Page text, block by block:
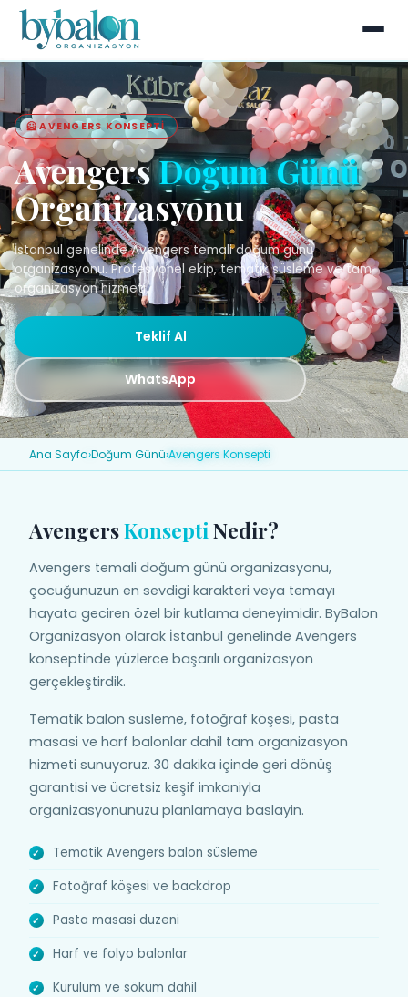
🦸 AVENGERS KONSEPTI
AvengersDoğum Günü
Organizasyonu
İstanbul genelinde Avengers temali doğum günü
organizasyonu. Profesyonel ekip, tematik süsleme ve tam
organizasyon hizmeti.
Teklif Al
WhatsApp
Ana Sayfa›Doğum Günü›Avengers Konsepti
AvengersKonseptiNedir?
Avengers temali doğum günü organizasyonu,
çocuğunuzun en sevdigi karakteri veya temayı
hayata geciren özel bir kutlama deneyimidir. ByBalon
Organizasyon olarak İstanbul genelinde Avengers
konseptinde yüzlerce başarılı organizasyon
gerçekleştirdik.
Tematik balon süsleme, fotoğraf köşesi, pasta
masasi ve harf balonlar dahil tam organizasyon
hizmeti sunuyoruz. 30 dakika içinde geri dönüş
garantisi ve ücretsiz keşif imkaniyla
organizasyonunuzu planlamaya baslayin.
Tematik Avengers balon süsleme
Fotoğraf köşesi ve backdrop
Pasta masasi duzeni
Harf ve folyo balonlar
Kurulum ve söküm dahil